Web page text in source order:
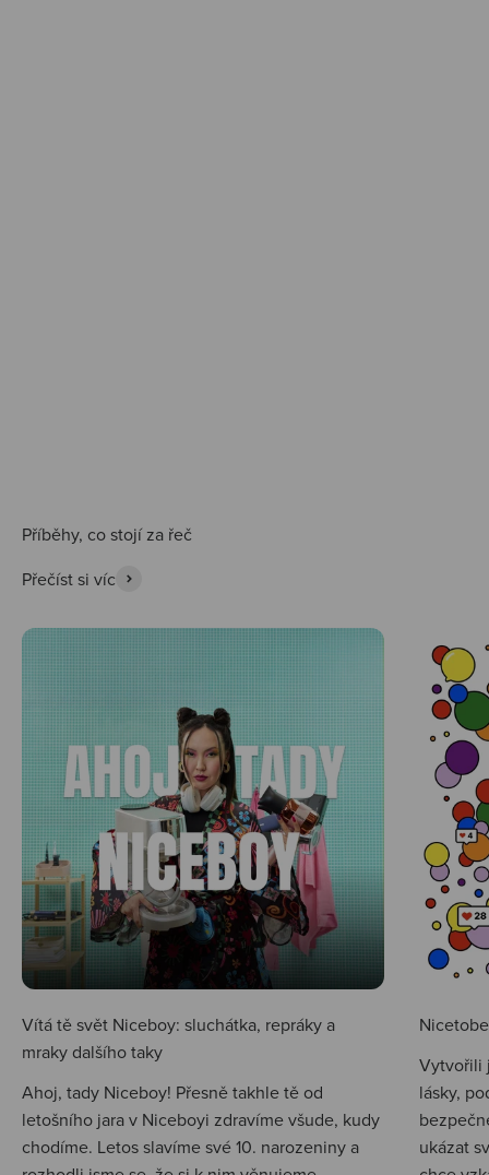
Přečíst si víc
Vítá tě svět Niceboy: sluchátka, repráky a
mraky dalšího taky
Ahoj, tady Niceboy! Přesně takhle tě od
letošního jara v Niceboyi zdravíme všude, kudy
chodíme. Letos slavíme své 10. narozeniny a
Vytvořili
lásky,
ukázat